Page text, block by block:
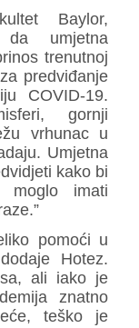
Baylor,
umjetna
trenutnoj
predviđanje
COVID-19.
gornji
vrhunac u
Umjetna
kako bi
imati
pomoći u
Hotez.
ali iako je
znatno
teško je